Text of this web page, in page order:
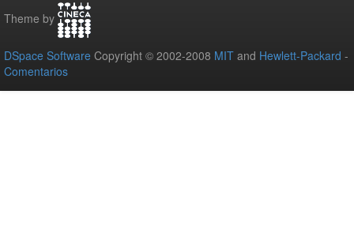
Theme by
DSpace Software Copyright © 2002-2008 MIT and Hewlett-Packard -
Comentarios